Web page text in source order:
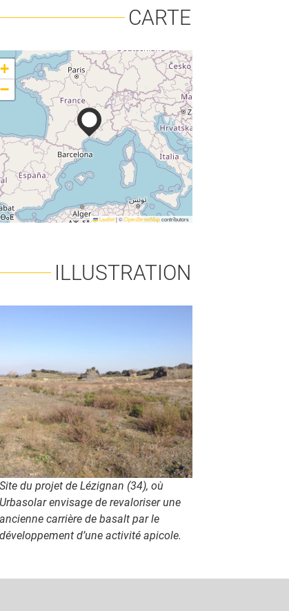
FORÊT-BOIS
CARTE
+
−
Leaflet|©OpenStreetMapcontributors
ILLUSTRATION
Site du projet de Lézignan (34), où
Urbasolar envisage de revaloriser une
ancienne carrière de basalt par le
développement d’une activité apicole.